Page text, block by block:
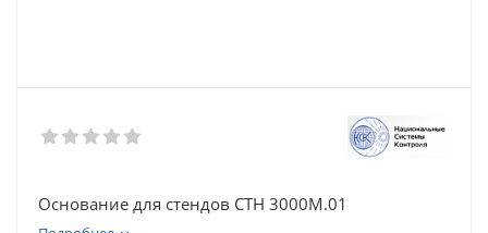
Основание для стендов СТН 3000М.01